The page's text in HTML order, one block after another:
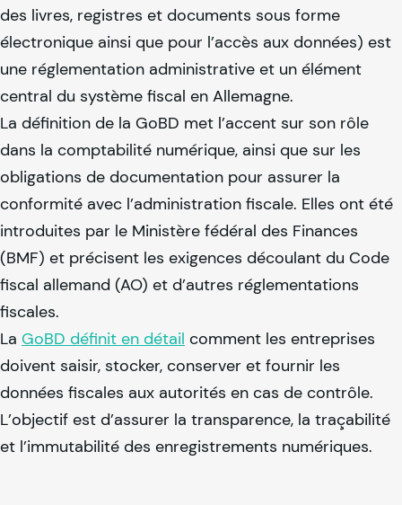
des livres, registres et documents sous forme
électronique ainsi que pour l’accès aux données) est
une réglementation administrative et un élément
central du système fiscal en Allemagne.
La définition de la GoBD met l’accent sur son rôle
dans la comptabilité numérique, ainsi que sur les
obligations de documentation pour assurer la
conformité avec l’administration fiscale. Elles ont été
introduites par le Ministère fédéral des Finances
(BMF) et précisent les exigences découlant du Code
fiscal allemand (AO) et d’autres réglementations
fiscales.
La GoBD définit en détail comment les entreprises
doivent saisir, stocker, conserver et fournir les
données fiscales aux autorités en cas de contrôle.
L’objectif est d’assurer la transparence, la traçabilité
et l’immutabilité des enregistrements numériques.